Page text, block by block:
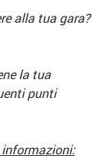
alla tua gara?
la tua
punti